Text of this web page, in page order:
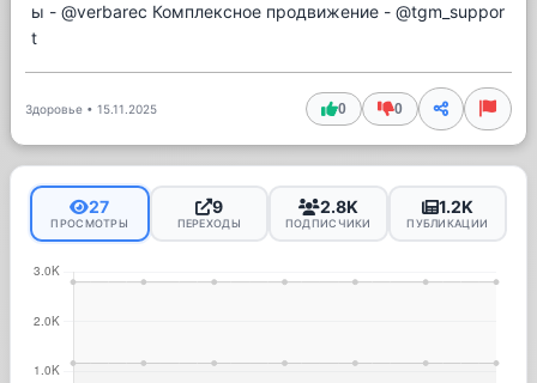
ы - @verbarec Комплексное продвижение - @tgm_suppor
t
Здоровье • 15.11.2025 0 0
27
ПРОСМОТРЫ
9
ПЕРЕХОДЫ
2.8K
ПОДПИСЧИКИ
1.2K
ПУБЛИКАЦИИ